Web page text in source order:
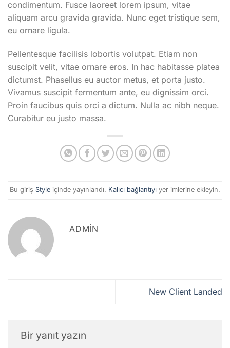
condimentum. Fusce laoreet lorem ipsum, vitae
aliquam arcu gravida gravida. Nunc eget tristique sem,
eu ornare ligula.
Pellentesque facilisis lobortis volutpat. Etiam non
suscipit velit, vitae ornare eros. In hac habitasse platea
dictumst. Phasellus eu auctor metus, et porta justo.
Vivamus suscipit fermentum ante, eu dignissim orci.
Proin faucibus quis orci a dictum. Nulla ac nibh neque.
Curabitur eu justo massa.
Bu giriş Style içinde yayınlandı. Kalıcı bağlantıyı yer imlerine ekleyin.
ADMIN
New Client Landed
Bir yanıt yazın